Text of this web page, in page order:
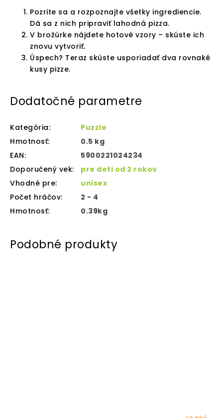
Pozrite sa a rozpoznajte všetky ingrediencie.
Dá sa z nich pripraviť lahodná pizza.
V brožúrke nájdete hotové vzory – skúste ich
znovu vytvoriť.
Úspech? Teraz skúste usporiadať dva rovnaké
kusy pizze.
Dodatočné parametre
Kategória:
Puzzle
Hmotnosť:
0.5 kg
EAN:
5900221024234
Doporučený vek:
pre deti od 2 rokov
Vhodné pre:
unisex
Počet hráčov:
2 - 4
Hmotnosť: 0.39kg